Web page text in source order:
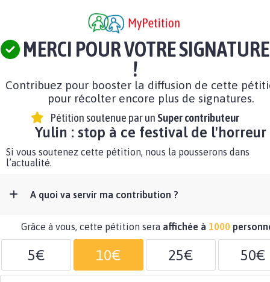
MERCI POUR VOTRE SIGNATURE
!
Contribuez pour booster la diffusion de cette
pour récolter encore plus de signatures.
Pétition soutenue par un Super contributeur
Yulin : stop à ce festival de l'horreur
Si vous soutenez cette pétition, nous la pousserons dans
l’actualité.
A quoi va servir ma contribution ?
Grâce à vous, cette pétition sera affichée à 1000
5€ 10€ 25€ 50€